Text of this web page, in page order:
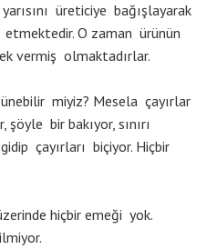
üreticiye bağışlayarak
O zaman ürünün
vermiş olmaktadırlar.
miyiz? Mesela çayırlar
bir bakıyor, sınırı
çayırları biçiyor. Hiçbir
hiçbir emeği yok.